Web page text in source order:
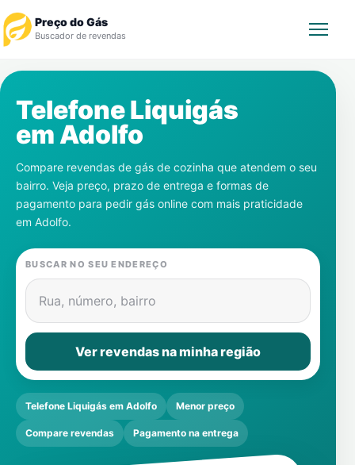
Preço do Gás
Buscador de revendas
Revendedor
Notícias
Cadastre-se
Gás
Contatos
Telefone Liquigás
emAdolfo
Compare revendas de gás de cozinha que atendem o seu
bairro. Veja preço, prazo de entrega e formas de
pagamento para pedir gás online com mais praticidade
em Adolfo.
BUSCAR NO SEU ENDEREÇO
Rua, número, bairro
Ver revendas na minha região
Telefone Liquigás em Adolfo Menor preço
Compare revendas Pagamento na entrega